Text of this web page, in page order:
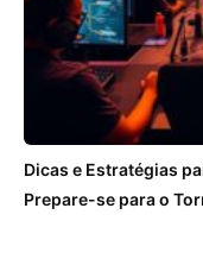
Dicas e Estratégias
Prepare-se para o